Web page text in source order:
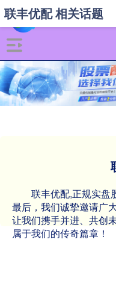
联丰优配,正规实盘
最后，我们诚挚邀请广
让我们携手并进、共创
属于我们的传奇篇章！
联丰优配 相关话题